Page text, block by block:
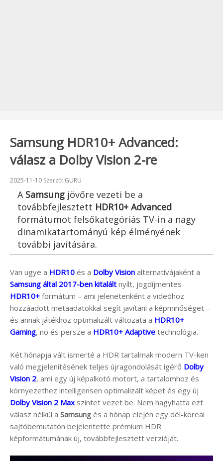
Samsung HDR10+ Advanced:
válasz a Dolby Vision 2-re
Beküldve:
2025-11-10 Szerző: GURU
A Samsung jövőre vezeti be a
továbbfejlesztett HDR10+ Advanced
formátumot felsőkategóriás TV-in a nagy
dinamikatartományú kép élményének
további javítására.
Van ugye a HDR10 és a Dolby Vision alternatívájaként a
Samsung által 2017-ben kitalált nyílt, jogdíjmentes
HDR10+ formátum – ami jelenetenként a videóhoz
hozzáadott metaadatokkal segít javítani a képminőséget –
és annak játékhoz optimalizált változata a HDR10+
Gaming, no és persze a HDR10+ Adaptive technológia.
Két hónapja vált ismerté a HDR tartalmak modern TV-ken
való megjelenítésének teljes újragondolását ígérő Dolby
Vision 2, ami egy új képalkotó motort, a tartalomhoz és
környezethez intelligensen optimalizált képet és egy új
Dolby Vision 2 Maxszintet vezet be. Nem hagyhatta ezt
válasz nélkül a Samsung és a hónap elején egy dél-koreai
sajtóbemutatón bejelentette prémium HDR
képformátumának új, továbbfejlesztett verzióját.